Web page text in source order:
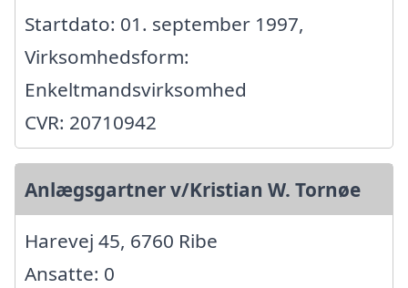
Startdato: 01. september 1997,
Virksomhedsform:
Enkeltmandsvirksomhed
CVR: 20710942
Anlægsgartner v/Kristian W. Tornøe
Harevej 45, 6760 Ribe
Ansatte: 0